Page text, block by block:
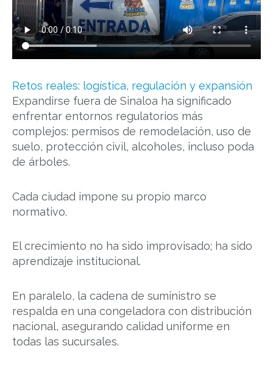
Retos reales: logística, regulación y expansión
Expandirse fuera de Sinaloa ha significado
enfrentar entornos regulatorios más
complejos: permisos de remodelación, uso de
suelo, protección civil, alcoholes, incluso poda
de árboles.
Cada ciudad impone su propio marco
normativo.
El crecimiento no ha sido improvisado; ha sido
aprendizaje institucional.
En paralelo, la cadena de suministro se
respalda en una congeladora con distribución
nacional, asegurando calidad uniforme en
todas las sucursales.